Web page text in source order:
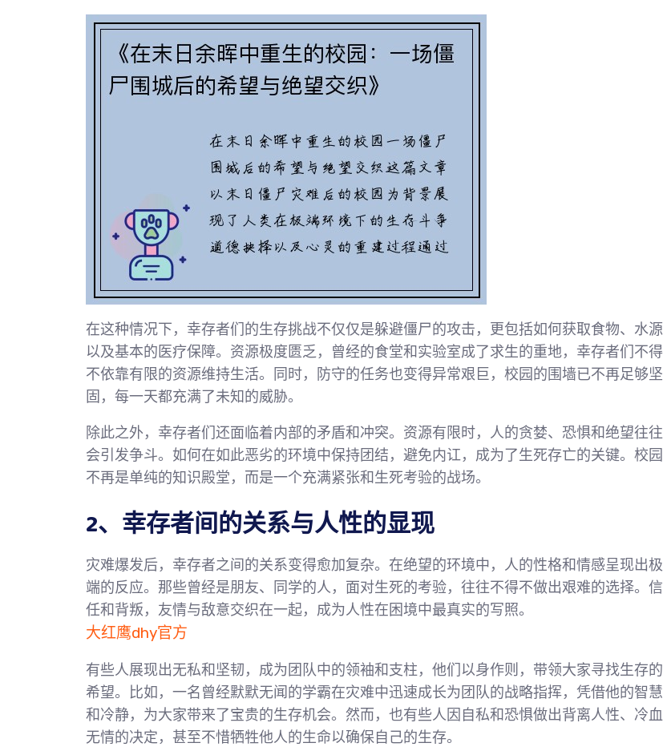
在这种情况下，幸存者们的生存挑战不仅仅是躲避僵尸的攻击，更包括如何获取食物、水源
以及基本的医疗保障。资源极度匮乏，曾经的食堂和实验室成了求生的重地，幸存者们不得
不依靠有限的资源维持生活。同时，防守的任务也变得异常艰巨，校园的围墙已不再足够坚
固，每一天都充满了未知的威胁。
除此之外，幸存者们还面临着内部的矛盾和冲突。资源有限时，人的贪婪、恐惧和绝望往往
会引发争斗。如何在如此恶劣的环境中保持团结，避免内讧，成为了生死存亡的关键。校园
不再是单纯的知识殿堂，而是一个充满紧张和生死考验的战场。
2、幸存者间的关系与人性的显现
灾难爆发后，幸存者之间的关系变得愈加复杂。在绝望的环境中，人的性格和情感呈现出极
端的反应。那些曾经是朋友、同学的人，面对生死的考验，往往不得不做出艰难的选择。信
任和背叛，友情与敌意交织在一起，成为人性在困境中最真实的写照。
大红鹰dhy官方
有些人展现出无私和坚韧，成为团队中的领袖和支柱，他们以身作则，带领大家寻找生存的
希望。比如，一名曾经默默无闻的学霸在灾难中迅速成长为团队的战略指挥，凭借他的智慧
和冷静，为大家带来了宝贵的生存机会。然而，也有些人因自私和恐惧做出背离人性、冷血
无情的决定，甚至不惜牺牲他人的生命以确保自己的生存。